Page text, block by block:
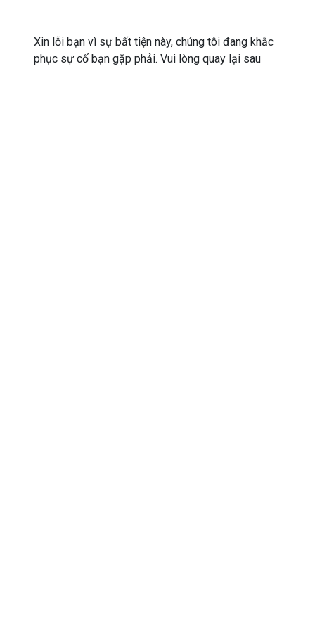
Xin lỗi bạn vì sự bất tiện này, chúng tôi đang khắc
phục sự cố bạn gặp phải. Vui lòng quay lại sau